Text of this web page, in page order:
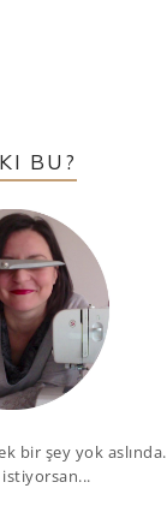
BU?
bir şey yok aslında.